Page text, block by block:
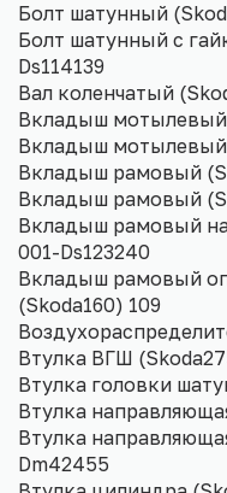
Болт шатунный
Болт шатунный с
Ds114139
Вал коленчатый
Вкладыш мотылевый
Вкладыш мотылевый
Вкладыш рамовый
Вкладыш рамовый
Вкладыш рамовый
001-Ds123240
Вкладыш рамовый
(Skoda160) 109
Втулка ВГШ
Втулка головки
Втулка
Втулка
Dm42455